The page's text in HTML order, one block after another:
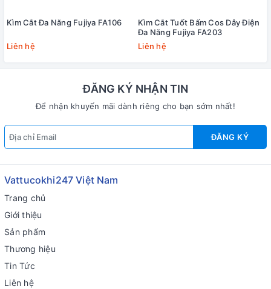
Kìm Cắt Đa Năng Fujiya FA106
Liên hệ
Kìm Cắt Tuốt Bấm Cos Dây Điện
Đa Năng Fujiya FA203
Liên hệ
ĐĂNG KÝ NHẬN TIN
Để nhận khuyến mãi dành riêng cho bạn sớm nhất!
ĐĂNG KÝ
Vattucokhi247 Việt Nam
Trang chủ
Giới thiệu
Sản phẩm
Thương hiệu
Tin Tức
Liên hệ